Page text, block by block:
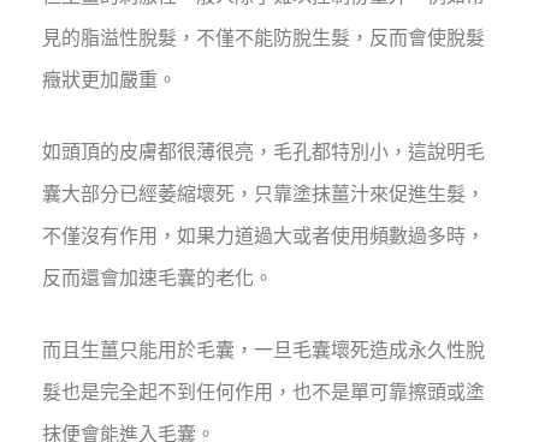
見的脂溢性脫髮，不僅不能防脫生髮，反而會使脫髮
癥狀更加嚴重。
如頭頂的皮膚都很薄很亮，毛孔都特別小，這說明毛
囊大部分已經萎縮壞死，只靠塗抹薑汁來促進生髮，
不僅沒有作用，如果力道過大或者使用頻數過多時，
反而還會加速毛囊的老化。
而且生薑只能用於毛囊，一旦毛囊壞死造成永久性脫
髮也是完全起不到任何作用，也不是單可靠擦頭或塗
抹便會能進入毛囊。